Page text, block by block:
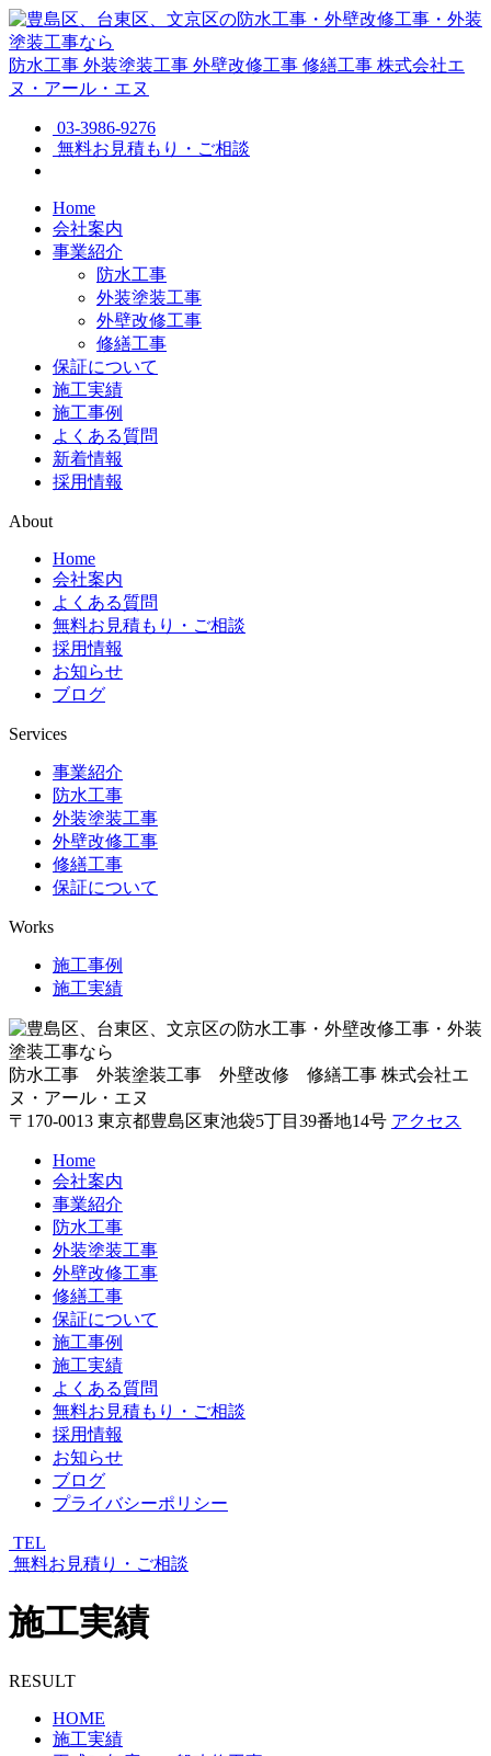
防水工事 外装塗装工事 外壁改修工事 修繕工事 株式会社エ
ヌ・アール・エヌ
03-3986-9276
無料お見積もり・ご相談
Home
会社案内
事業紹介
防水工事
外装塗装工事
外壁改修工事
修繕工事
保証について
施工実績
施工事例
よくある質問
新着情報
採用情報
About
Home
会社案内
よくある質問
無料お見積もり・ご相談
採用情報
お知らせ
ブログ
Services
事業紹介
防水工事
外装塗装工事
外壁改修工事
修繕工事
保証について
Works
施工事例
施工実績
防水工事 外装塗装工事 外壁改修 修繕工事 株式会社エ
ヌ・アール・エヌ
〒170-0013 東京都豊島区東池袋5丁目39番地14号 アクセス
Home
会社案内
事業紹介
防水工事
外装塗装工事
外壁改修工事
修繕工事
保証について
施工事例
施工実績
よくある質問
無料お見積もり・ご相談
採用情報
お知らせ
ブログ
プライバシーポリシー
TEL
無料お見積り・ご相談
施工実績
RESULT
HOME
施工実績